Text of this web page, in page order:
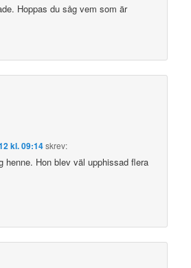
Hoppas du såg vem som är
kl. 09:14skrev:
henne. Hon blev väl upphissad flera